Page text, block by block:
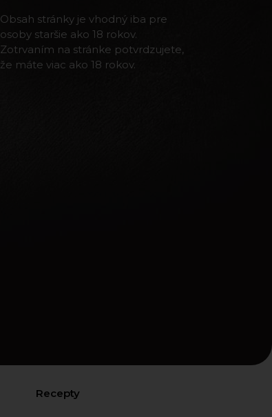
Obsah stránky je vhodný iba pre
osoby staršie ako 18 rokov.
Zotrvaním na stránke potvrdzujete,
že máte viac ako 18 rokov.
Recepty